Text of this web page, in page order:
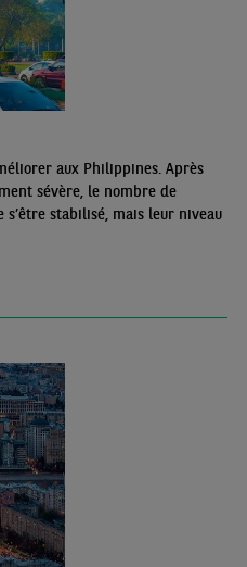
aux Philippines. Après
sévère, le nombre de
s’être stabilisé, mais leur niveau